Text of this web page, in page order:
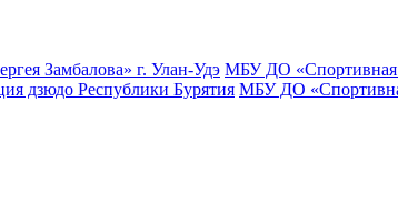
Замбалова» г. Улан-Удэ МБУ ДО «Спортивная
дзюдо Республики Бурятия МБУ ДО